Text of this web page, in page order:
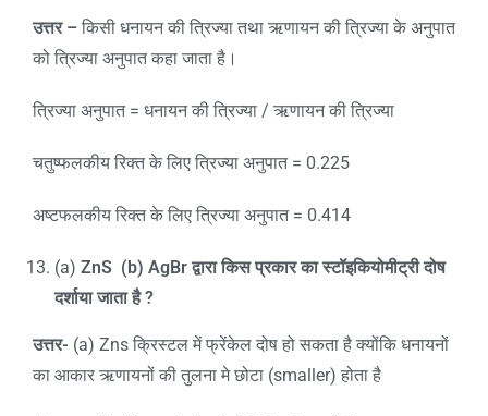
उत्तर – किसी धनायन की त्रिज्या तथा ऋणायन की त्रिज्या के अनुपात
को त्रिज्या अनुपात कहा जाता है।
त्रिज्या अनुपात = धनायन की त्रिज्या / ऋणायन की त्रिज्या
चतुष्फलकीय रिक्त के लिए त्रिज्या अनुपात = 0.225
अष्टफलकीय रिक्त के लिए त्रिज्या अनुपात = 0.414
(a) ZnS (b) AgBrद्वारा किस प्रकार का स्टॉइकियोमीट्री दोष
दर्शाया जाता है?
उत्तर- (a) Zns क्रिस्टल में फ्रेंकेल दोष हो सकता है क्योंकि धनायनों
का आकार ऋणायनों की तुलना मे छोटा (smaller) होता है